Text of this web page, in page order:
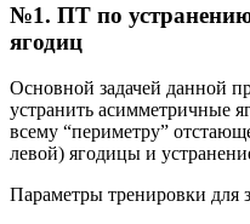
№1. ПТ по устранению
ягодиц
Основной задачей данной
устранить асимметричные
всему “периметру”
левой) ягодицы и
Параметры тренировки для